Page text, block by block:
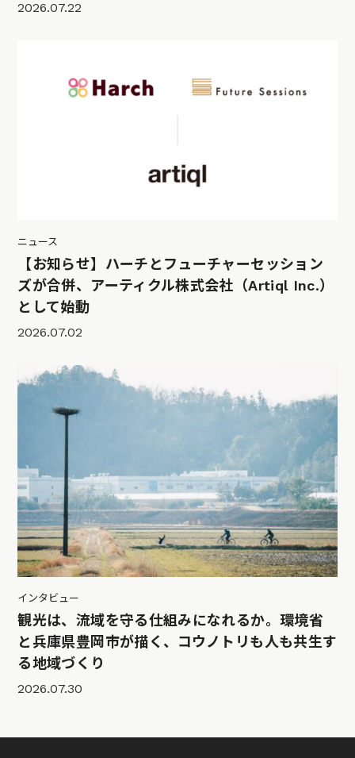
2026.07.22
ニュース
【お知らせ】ハーチとフューチャーセッション
ズが合併、アーティクル株式会社（Artiql Inc.）
として始動
2026.07.02
インタビュー
観光は、流域を守る仕組みになれるか。環境省
と兵庫県豊岡市が描く、コウノトリも人も共生す
る地域づくり
2026.07.30